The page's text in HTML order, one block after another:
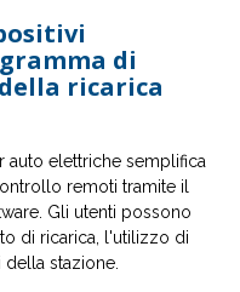
di
ricarica
auto elettriche semplifica
remoti tramite il
Gli utenti possono
di ricarica, l'utilizzo di
stazione.